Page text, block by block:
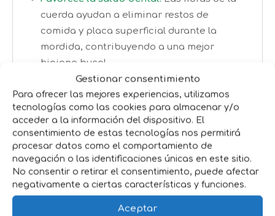
Gestionar consentimiento
Para ofrecer las mejores experiencias, utilizamos
tecnologías como las cookies para almacenar y/o
acceder a la información del dispositivo. El
consentimiento de estas tecnologías nos permitirá
procesar datos como el comportamiento de
navegación o las identificaciones únicas en este sitio.
No consentir o retirar el consentimiento, puede afectar
negativamente a ciertas características y funciones.
Aceptar
cuerda ayudan a eliminar restos de
comida y placa superficial durante la
mordida, contribuyendo a una mejor
higiene bucal.
Estimula el ejercicio físico: Perfecto para
juegos de lanzar, recoger y tirar,
favoreciendo la actividad física diaria del
perro.
Reduce el aburrimiento: Ayuda a
mantener a la mascota entretenida,
disminuyendo comportamientos
destructivos asociados al estrés o la falta